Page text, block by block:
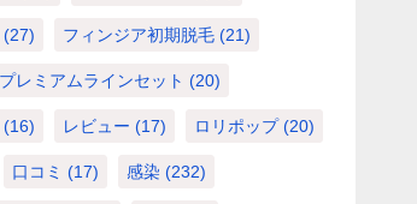
(27) フィンジア初期脱毛 (21)
レミアムラインセット (20)
(16) レビュー (17) ロリポップ(20)
口コミ (17) 感染 (232)